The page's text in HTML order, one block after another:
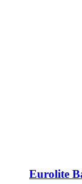
Eurolite